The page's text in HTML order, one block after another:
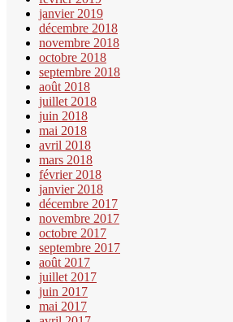
janvier 2019
décembre 2018
novembre 2018
octobre 2018
septembre 2018
août 2018
juillet 2018
juin 2018
mai 2018
avril 2018
mars 2018
février 2018
janvier 2018
décembre 2017
novembre 2017
octobre 2017
septembre 2017
août 2017
juillet 2017
juin 2017
mai 2017